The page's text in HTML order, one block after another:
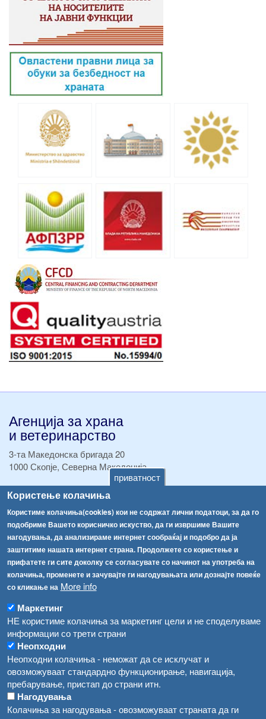
приватност
Користење колачиња
Користиме колачиња(cookies) кои не содржат лични податоци, за да го
подобриме Вашето корисничко искуство, да ги извршиме Вашите
нагодувања, да анализираме интернет сообраќај и подобро да ја
заштитиме нашата интернет страна. Продолжете со користење и
прифатете ги сите доколку се согласувате со начинот на употреба на
колачиња, променете и зачувајте ги нагодувањата или дознајте повеќе
со кликање на More info
Маркетинг
НЕ користиме колачиња за маркетинг цели и не споделуваме
информации со трети страни
Неопходни
Неопходни колачиња - неможат да се исклучат и
овозможуваат стандардно функционирање, навигација,
пребарување, пристап до страни итн.
Нагодувања
Колачиња за нагодувања - овозможуваат страната да ги
Агенција за храна
и ветеринарство
3-та Македонска бригада 20
1000 Скопје, Северна Македонија
ТЕЛ:+389 2 2457 895
ТЕЛ:
Факс:+389 2 2457 893
Факс:+389 2 2457 871
info@fva.gov.mk
[АХВ-претходна страна]
Соопштенија
Високите температури ризик од труење со храна, опасни се и за животните
Водата во Гостивар може да се користи како техничка, продолжува испораката на флаширана вода
Во Гостивар спроведени 70 вонредни контроли
Забраната за водата во Гостивар останува на сила, операторите да користат само технички безбедна вода
Навигација
Регистри
Обрасци
Забрани
Огласи